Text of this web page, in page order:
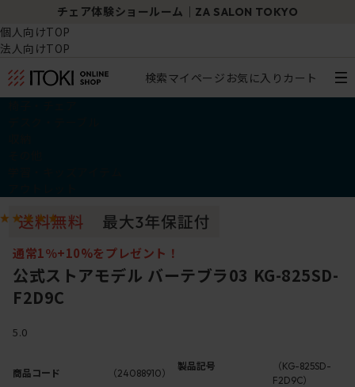
チェア体験ショールーム｜ZA SALON TOKYO
個人向けTOP
法人向けTOP
検索マイページ お気に入り カート
通常1％+10%をプレゼント！
公式ストアモデル バーテブラ03 KG-825SD-
F2D9C
5.0
商品コード （24088910）
製品記号
（KG-825SD-
F2D9C）